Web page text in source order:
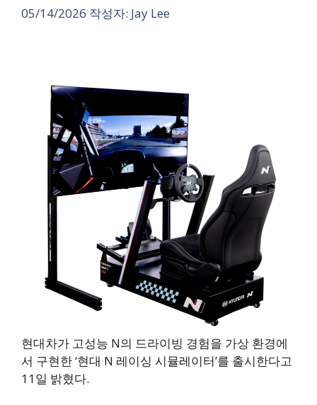
05/14/2026 작성자: Jay Lee
현대차가 고성능 N의 드라이빙 경험을 가상 환경에
서 구현한 ‘현대 N 레이싱 시뮬레이터’를 출시한다고
11일 밝혔다.